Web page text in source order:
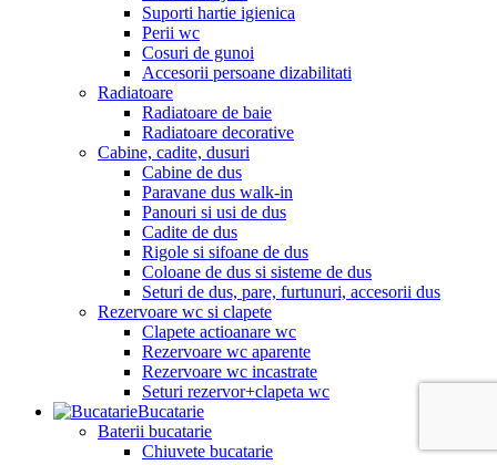
Suporti hartie igienica
Perii wc
Cosuri de gunoi
Accesorii persoane dizabilitati
Radiatoare
Radiatoare de baie
Radiatoare decorative
Cabine, cadite, dusuri
Cabine de dus
Paravane dus walk-in
Panouri si usi de dus
Cadite de dus
Rigole si sifoane de dus
Coloane de dus si sisteme de dus
Seturi de dus, pare, furtunuri, accesorii dus
Rezervoare wc si clapete
Clapete actioanare wc
Rezervoare wc aparente
Rezervoare wc incastrate
Seturi rezervor+clapeta wc
Bucatarie
Baterii bucatarie
Chiuvete bucatarie